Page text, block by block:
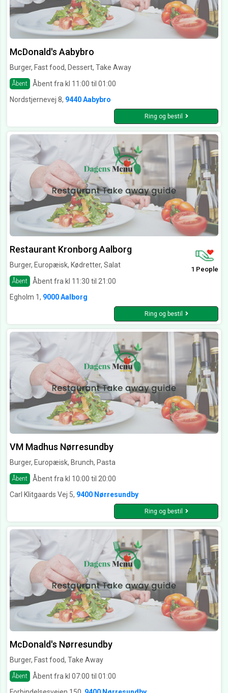
McDonald's Aabybro
Burger, Fast food, Dessert, Take Away
Åbent
Åbent fra kl 11:00 til 01:00
Nordstjernevej 8, 9440 Aabybro
Ring og bestil
Restaurant Kronborg Aalborg
Burger, Europæisk, Kødretter, Salat
Åbent Åbent fra kl 11:30 til 21:00
1 People
Egholm 1, 9000 Aalborg
Ring og bestil
VM Madhus Nørresundby
Burger, Europæisk, Brunch, Pasta
Åbent
Åbent fra kl 10:00 til 20:00
Carl Klitgaards Vej 5, 9400 Nørresundby
Ring og bestil
McDonald's Nørresundby
Burger, Fast food, Take Away
Åbent
Åbent fra kl 07:00 til 01:00